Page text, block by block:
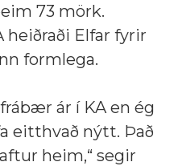
73 mörk.
Elfar fyrir
formlega.
ár í KA en ég
eitthvað nýtt. Það
heim,“ segir